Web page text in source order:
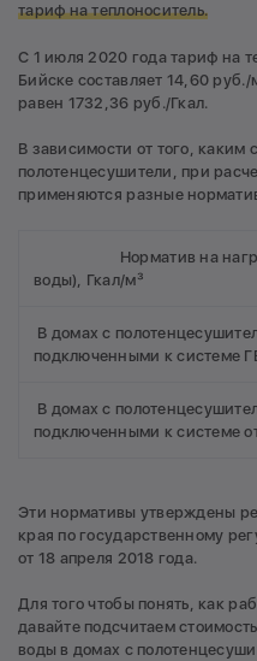
тариф на теплоноситель.
С 1 июля 2020 года тариф на
Бийске составляет 14,60
равен 1732,36 руб./Гкал.
В зависимости от того, каким
полотенцесушители, при
применяются разные
Норматив на нагрев
воды), Гкал/м³
В домах с
подключенными к системе
В домах с
подключенными к системе
Эти нормативы утверждены
края по государственному
от 18 апреля 2018 года.
Для того чтобы понять, как
давайте подсчитаем
воды в домах с